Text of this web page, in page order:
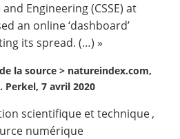
Engineering (CSSE) at
an online ‘dashboard’
its spread. (…) »
la source > natureindex.com,
Perkel, 7 avril 2020
scientifique et technique,
numérique